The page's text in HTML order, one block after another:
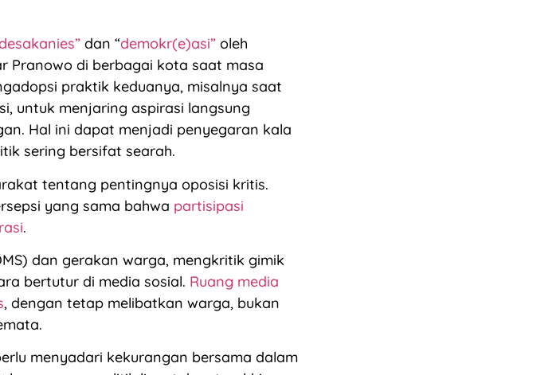
dan “demokr(e)asi” oleh
Pranowo di berbagai kota saat masa
praktik keduanya, misalnya saat
untuk menjaring aspirasi langsung
Hal ini dapat menjadi penyegaran kala
sering bersifat searah.
tentang pentingnya oposisi kritis.
yang sama bahwa partisipasi
.
dan gerakan warga, mengkritik gimik
bertutur di media sosial. Ruang media
, dengan tetap melibatkan warga, bukan
menyadari kekurangan bersama dalam